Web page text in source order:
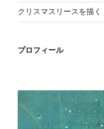
クリスマスリースを描く
プロフィール